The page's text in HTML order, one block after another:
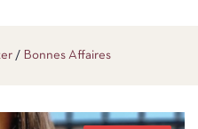
Bonnes Affaires